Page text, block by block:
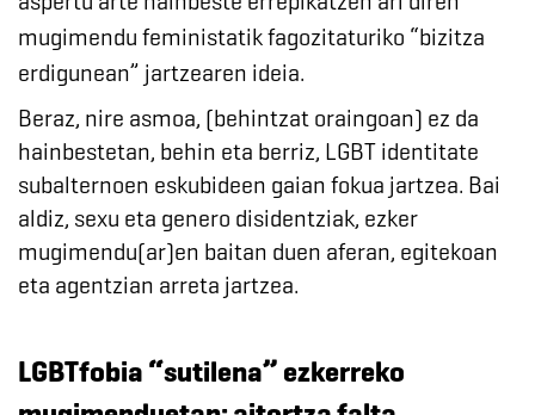
mugimendu feministatik fagozitaturiko “bizitza
erdigunean” jartzearen ideia.
Beraz, nire asmoa, (behintzat oraingoan) ez da
hainbestetan, behin eta berriz, LGBT identitate
subalternoen eskubideen gaian fokua jartzea. Bai
aldiz, sexu eta genero disidentziak, ezker
mugimendu(ar)en baitan duen aferan, egitekoan
eta agentzian arreta jartzea.
LGBTfobia “sutilena” ezkerreko